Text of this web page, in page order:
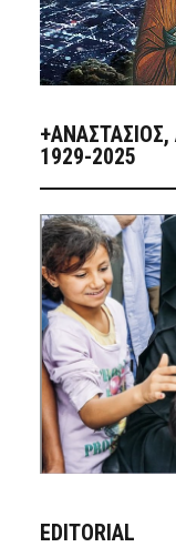
1929-2025
EDITORIAL